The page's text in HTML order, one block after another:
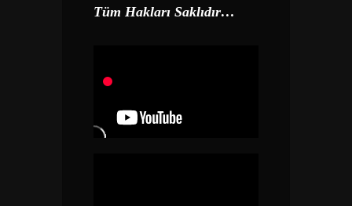
Tüm Hakları Saklıdır…